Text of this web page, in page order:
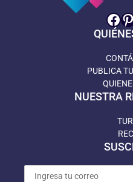
PUBLICA
NUESTRA